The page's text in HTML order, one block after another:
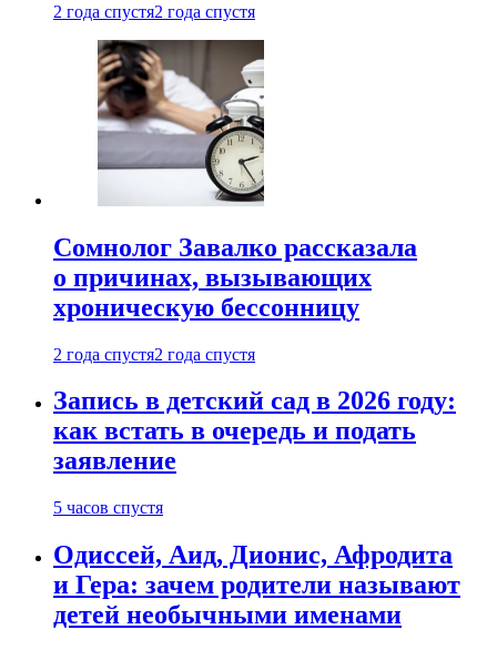
2 года спустя2 года спустя
Сомнолог Завалко рассказала
о причинах, вызывающих
хроническую бессонницу
2 года спустя2 года спустя
Запись в детский сад в 2026 году:
как встать в очередь и подать
заявление
5 часов спустя
Одиссей, Аид, Дионис, Афродита
и Гера: зачем родители называют
детей необычными именами